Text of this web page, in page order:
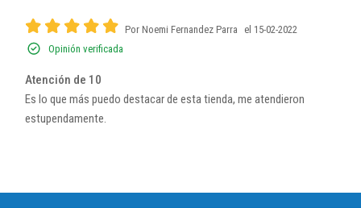
Por Noemi Fernandez Parra el 15-02-2022
Opinión verificada
Atención de 10
Es lo que más puedo destacar de esta tienda, me atendieron
estupendamente.